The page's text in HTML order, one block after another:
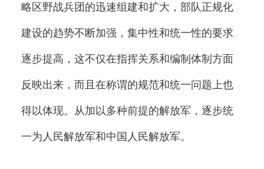
略区野战兵团的迅速组建和扩大，部队正规化
建设的趋势不断加强，集中性和统一性的要求
逐步提高，这不仅在指挥关系和编制体制方面
反映出来，而且在称谓的规范和统一问题上也
得以体现。从加以多种前提的解放军，逐步统
一为人民解放军和中国人民解放军。